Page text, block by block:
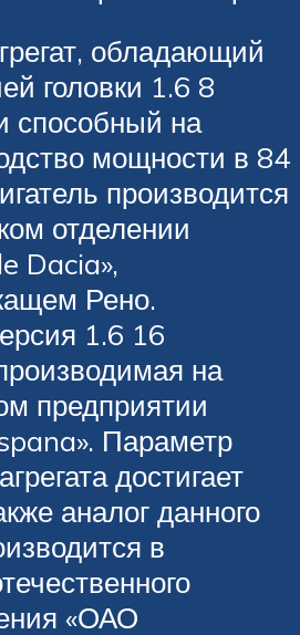
обладающий
головки 1.6 8
способный на
мощности в 84
производится
отделении
Dacia»,
Рено.
1.6 16
на
предприятии
Параметр
достигает
аналог данного
в
«ОАО